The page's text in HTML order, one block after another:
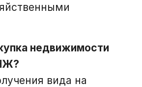
недвижимости
вида на